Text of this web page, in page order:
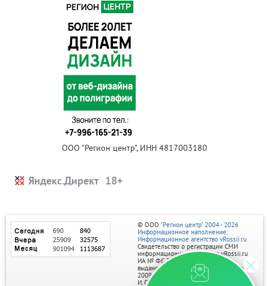
ООО "Регион центр", ИНН 4817003180
Яндекс.Директ
© ООО "Регион центр" 2004 - 2026
Информационное наполнение:
Информационное агентство vRossii.ru
Свидетельство о регистрации СМИ
информационного агентства vRossii.ru
ИА № ФС 77‑35502
выдано РОСКОМНАДЗОРом 04 марта
2009г.
И. О. Главного редактора Нарыков А. Н.